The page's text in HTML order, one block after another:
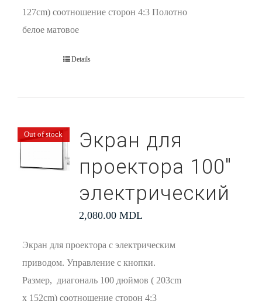
127cm) соотношение сторон 4:3 Полотно
белое матовое
Details
Out of stock
Экран для
проектора 100″
электрический
2,080.00 MDL
Экран для проектора с электрическим
приводом. Управление с кнопки.
Размер, диагональ 100 дюймов ( 203cm
x 152cm) соотношение сторон 4:3